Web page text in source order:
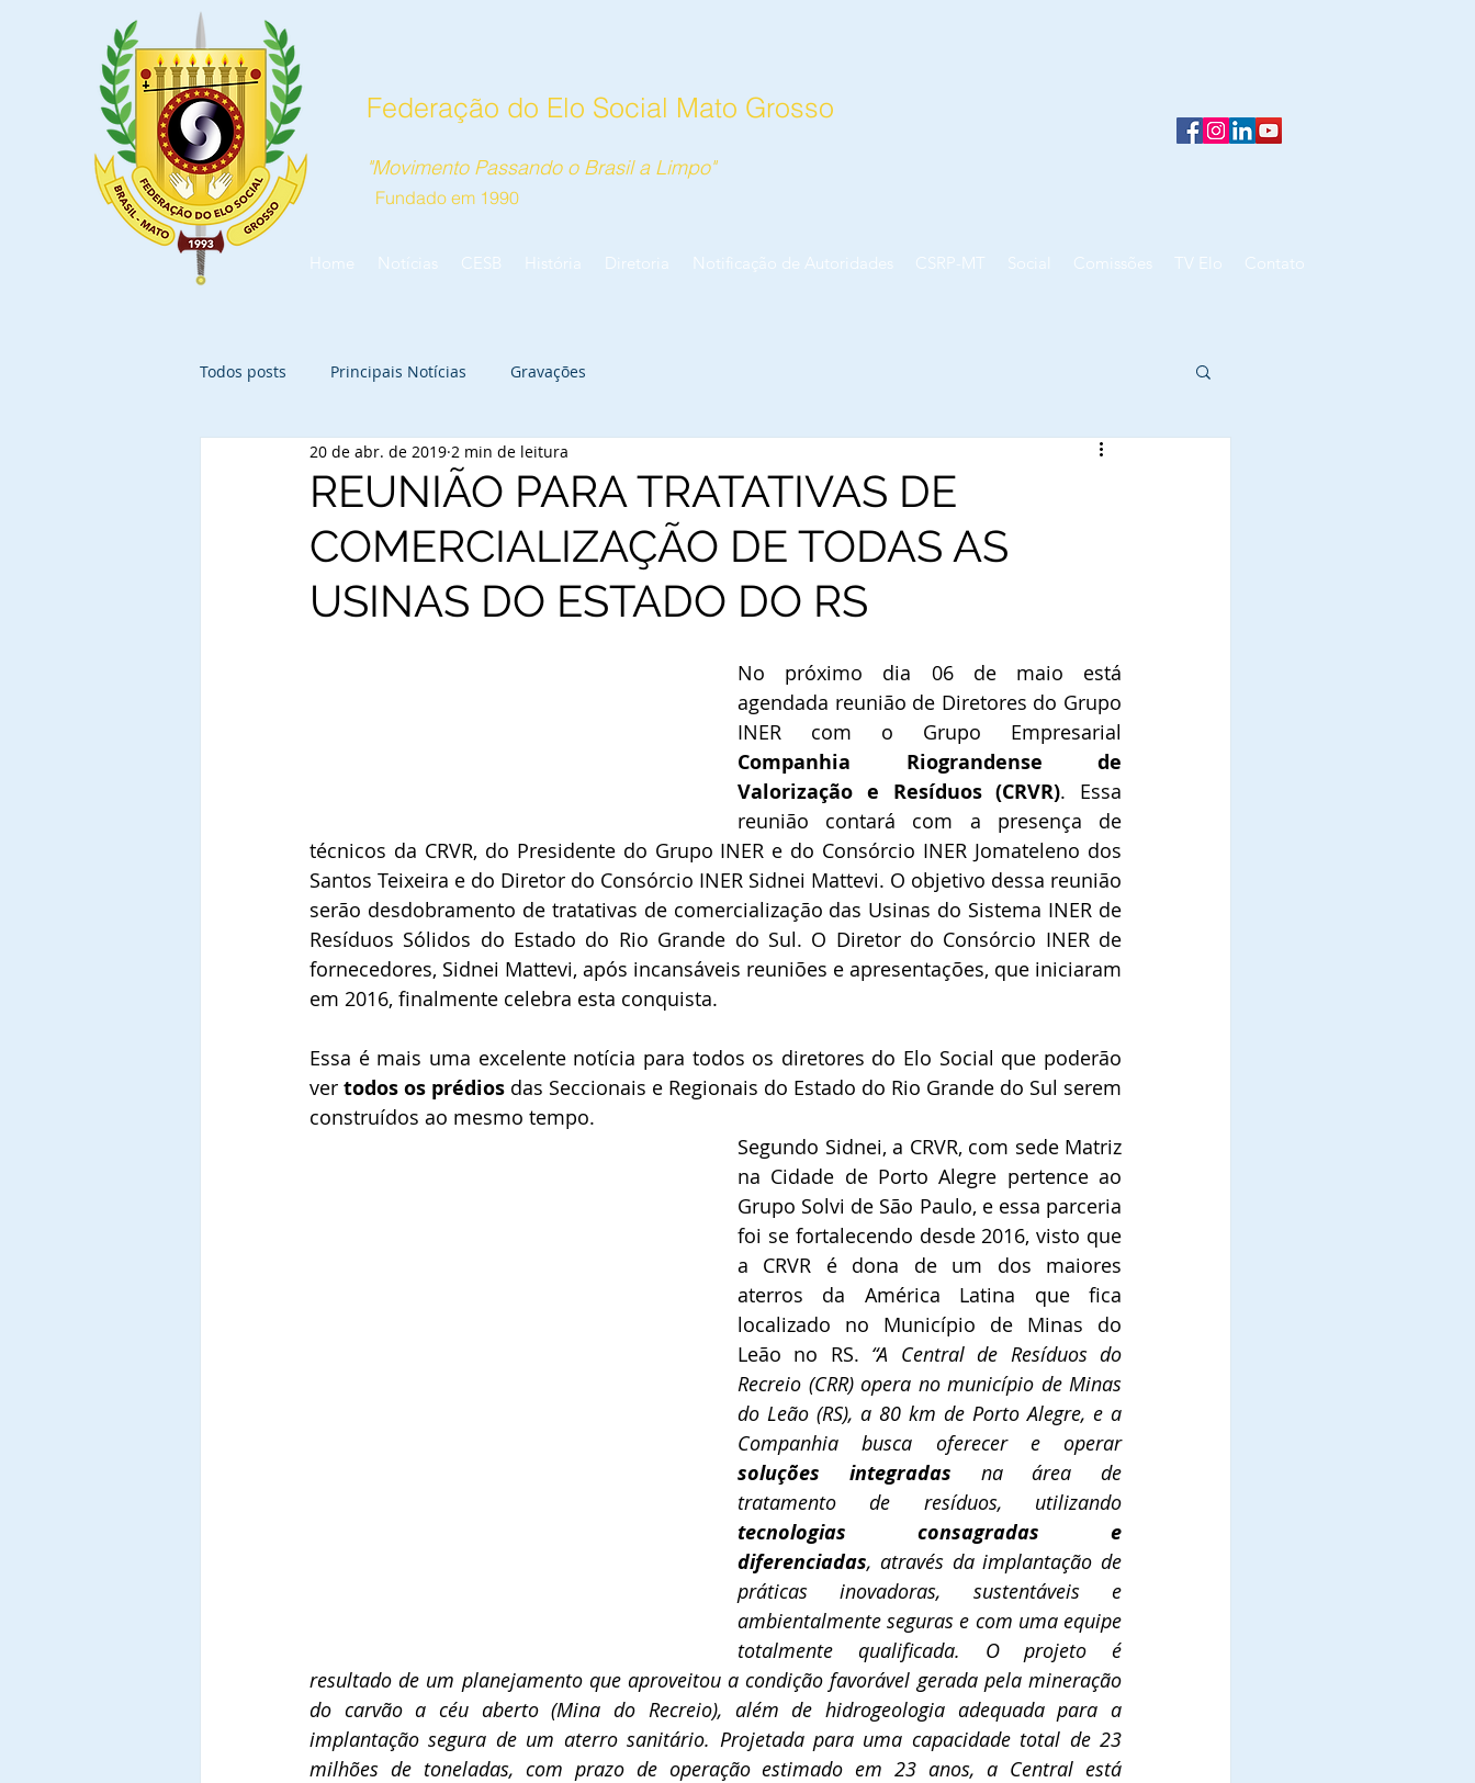
Federação do Elo Social Mato Grosso
"Movimento Passando o Brasil a Limpo"
Fundado em 1990
Home Notícias CESB História Diretoria Notificação de Autoridades CSRP-MT Social Comissões TV Elo Contato
Todos posts Principais Notícias Gravações
REUNIÃO PARA TRATATIVAS DE
COMERCIALIZAÇÃO DE TODAS AS
USINAS DO ESTADO DO RS
20 de abr. de 2019 2 min de leitura
No próximo dia 06 de maio está
agendada reunião de Diretores do Grupo
Companhia Riograndense de
Valorização e Resíduos (CRVR). Essa
reunião contará com a presença de
técnicos da CRVR, do Presidente do Grupo INER e do Consórcio INER Jomateleno dos
Santos Teixeira e do Diretor do Consórcio INER Sidnei Mattevi. O objetivo dessa reunião
serão desdobramento de tratativas de comercialização das Usinas do Sistema INER de
Resíduos Sólidos do Estado do Rio Grande do Sul. O Diretor do Consórcio INER de
fornecedores, Sidnei Mattevi, após incansáveis reuniões e apresentações, que iniciaram
em 2016, finalmente celebra esta conquista.
Essa é mais uma excelente notícia para todos os diretores do Elo Social que poderão
ver todos os prédios das Seccionais e Regionais do Estado do Rio Grande do Sul serem
construídos ao mesmo tempo.
Segundo Sidnei, a CRVR, com sede Matriz
na Cidade de Porto Alegre pertence ao
Grupo Solvi de São Paulo, e essa parceria
foi se fortalecendo desde 2016, visto que
a CRVR é dona de um dos maiores
aterros da América Latina que fica
localizado no Município de Minas do
Leão no RS. “A Central de Resíduos do
Recreio (CRR) opera no município de Minas
do Leão (RS), a 80 km de Porto Alegre, e a
Companhia busca oferecer e operar
soluções integradas na área de
tecnologias consagradas e
diferenciadas, através da implantação de
práticas inovadoras, sustentáveis e
ambientalmente seguras e com uma equipe
totalmente qualificada. O projeto é
resultado de um planejamento que aproveitou a condição favorável gerada pela mineração
do carvão a céu aberto (Mina do Recreio), além de hidrogeologia adequada para a
implantação segura de um aterro sanitário. Projetada para uma capacidade total de 23
milhões de toneladas, com prazo de operação estimado em 23 anos, a Central está